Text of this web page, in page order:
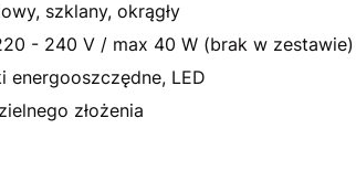
szklany, okrągły
- 240 V / max 40 W (brak w zestawie)
energooszczędne, LED
złożenia